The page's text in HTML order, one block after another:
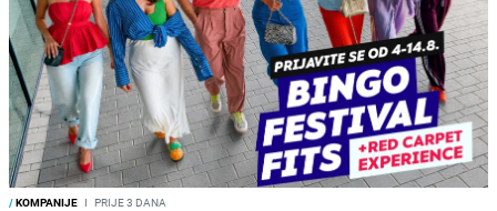
/KOMPANIJE I PRIJE 3 DANA